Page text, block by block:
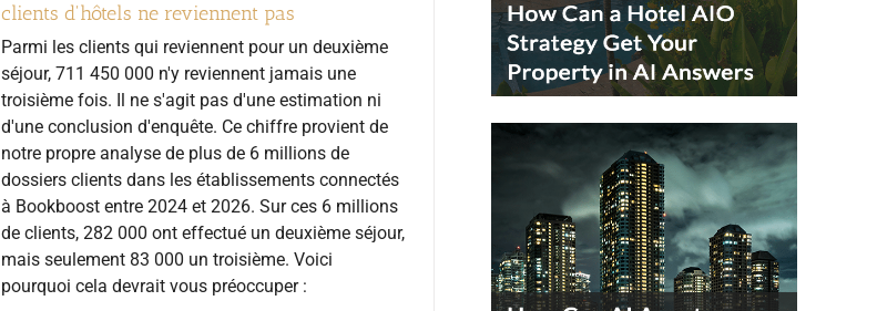
clients d'hôtels ne reviennent pas
Parmi les clients qui reviennent pour un deuxième
séjour, 711 450 000 n'y reviennent jamais une
troisième fois. Il ne s'agit pas d'une estimation ni
d'une conclusion d'enquête. Ce chiffre provient de
notre propre analyse de plus de 6 millions de
dossiers clients dans les établissements connectés
à Bookboost entre 2024 et 2026. Sur ces 6 millions
de clients, 282 000 ont effectué un deuxième séjour,
mais seulement 83 000 un troisième. Voici
pourquoi cela devrait vous préoccuper :